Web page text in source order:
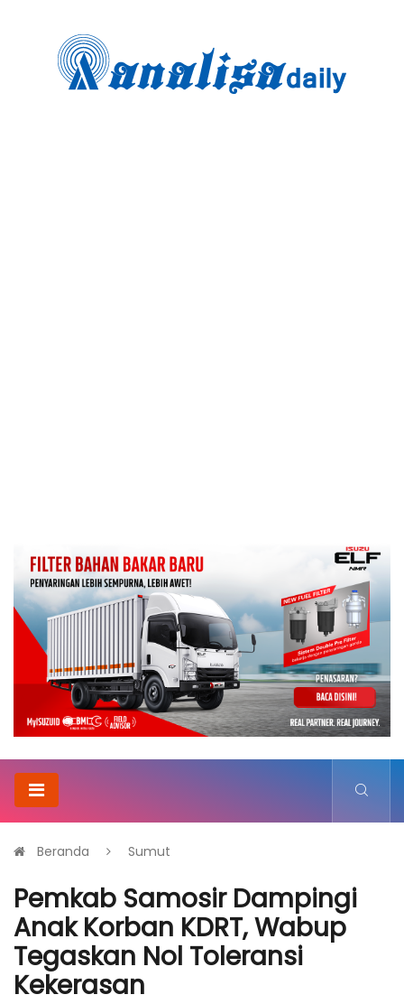
Beranda Sumut
Pemkab Samosir Dampingi
Anak Korban KDRT, Wabup
Tegaskan Nol Toleransi
Kekerasan